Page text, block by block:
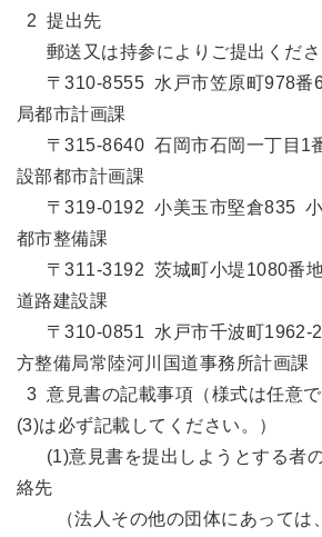
2 提出先
郵送又は持参によりご提出くださ
〒310-8555 水戸市笠原町978番
局都市計画課
〒315-8640 石岡市石岡一丁目1
設部都市計画課
〒319-0192 小美玉市堅倉835 小
都市整備課
〒311-3192 茨城町小堤1080番
道路建設課
〒310-0851 水戸市千波町1962-2
方整備局常陸河川国道事務所計画課
3 意見書の記載事項（様式は任意
(3)は必ず記載してください。）
(1)意見書を提出しようとする者
絡先
（法人その他の団体にあっては